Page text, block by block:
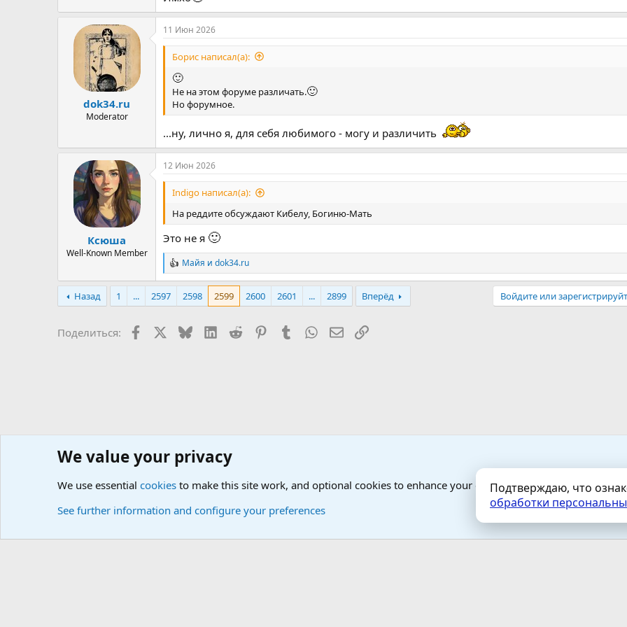
dok34.ru
Moderator
11 Июн 2026
Борис написал(а):
🙂
Не на этом форуме различать.🙂
Но форумное.
...ну, лично я, для себя любимого - могу и различить
Ксюша
Well-Known Member
12 Июн 2026
Indigo написал(а):
На реддите обсуждают Кибелу, Богиню-Мать
Это не я 🙂
Р
е
а
к
Майя и dok34.ru
Назад 1 ... 2597 2598 2599 2600 2601 ... 2899 Вперёд Войдите или
Поделиться: Facebook BlueskyLinkedInReddit PinterestTumblrWhatsAppЭлектронная почта
Ссылка
Сайт доктора Мостовского Форумы
Контактная форма Условия и правила
We value your privacy
We use essential cookies to make this site work, and optional cookies to enhance your experience.
See further information and configure your preferences
Подтверждаю, что
обработки